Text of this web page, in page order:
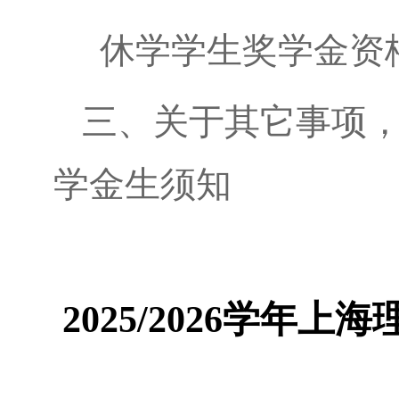
休学学生奖学金资
三、关于其它事项
学金生须知
2025/2026学年上海